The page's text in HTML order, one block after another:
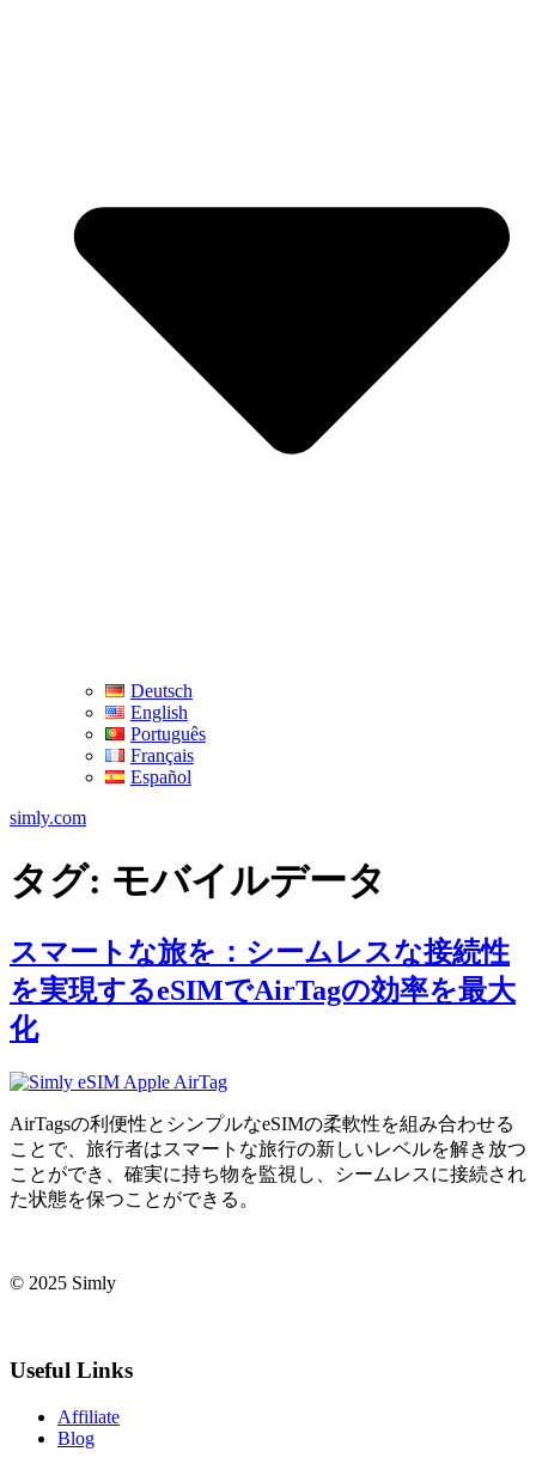
Deutsch
English
Português
Français
Español
simly.com
タグ: モバイルデータ
スマートな旅を：シームレスな接続性
を実現するeSIMでAirTagの効率を最大
化
AirTagsの利便性とシンプルなeSIMの柔軟性を組み合わせる
ことで、旅行者はスマートな旅行の新しいレベルを解き放つ
ことができ、確実に持ち物を監視し、シームレスに接続され
た状態を保つことができる。
© 2025 Simly
Useful Links
Affiliate
Blog